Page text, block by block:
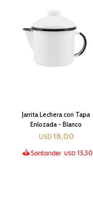
Jarrita Lechera con Tapa
Enlozada - Blanco
USD 18,00
USD 15,30